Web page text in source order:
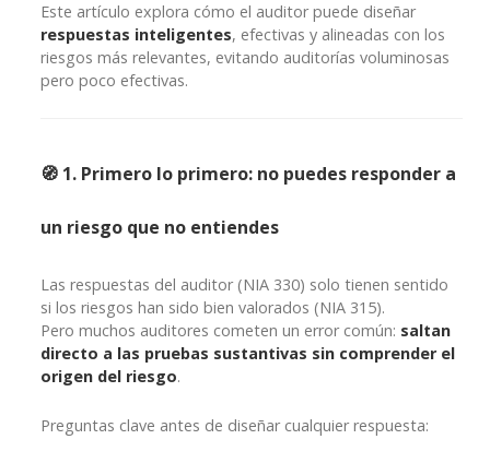
Este artículo explora cómo el auditor puede diseñar
respuestas inteligentes, efectivas y alineadas con los
riesgos más relevantes, evitando auditorías voluminosas
pero poco efectivas.
🧭 1. Primero lo primero: no puedes responder a
un riesgo que no entiendes
Las respuestas del auditor (NIA 330) solo tienen sentido
si los riesgos han sido bien valorados (NIA 315).
Pero muchos auditores cometen un error común: saltan
directo a las pruebas sustantivas sin comprender el
origen del riesgo.
Preguntas clave antes de diseñar cualquier respuesta: